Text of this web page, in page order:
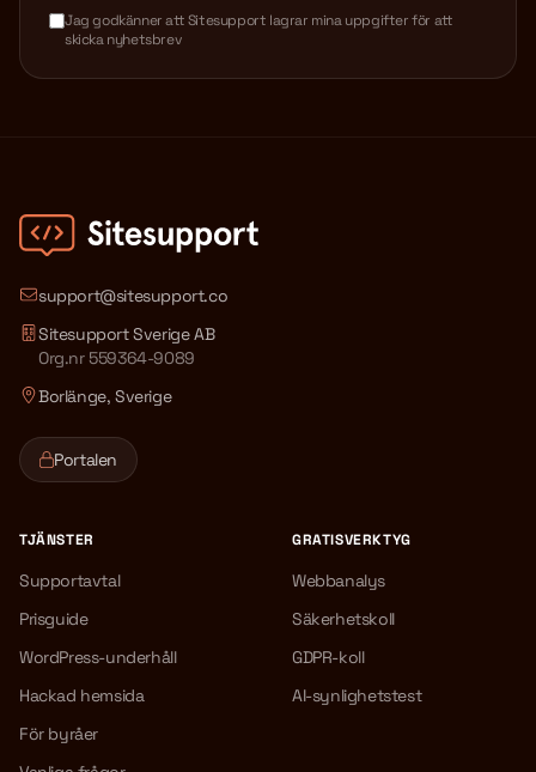
Jag godkänner att Sitesupport lagrar mina uppgifter för att
skicka nyhetsbrev
support@sitesupport.co
Sitesupport Sverige AB
Org.nr 559364-9089
Borlänge, Sverige
Portalen
TJÄNSTER
Supportavtal
Prisguide
WordPress-underhåll
Hackad hemsida
För byråer
GRATISVERKTYG
Webbanalys
Säkerhetskoll
GDPR-koll
AI-synlighetstest